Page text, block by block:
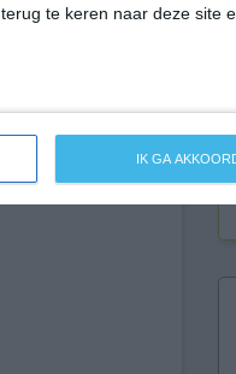
te keren naar deze site
IK GA